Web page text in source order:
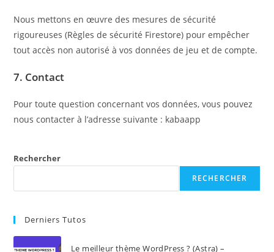
Nous mettons en œuvre des mesures de sécurité
rigoureuses (Règles de sécurité Firestore) pour empêcher
tout accès non autorisé à vos données de jeu et de compte.
7. Contact
Pour toute question concernant vos données, vous pouvez
nous contacter à l’adresse suivante : kabaapp
Rechercher
RECHERCHER
Derniers Tutos
Le meilleur thème WordPress ? (Astra) –